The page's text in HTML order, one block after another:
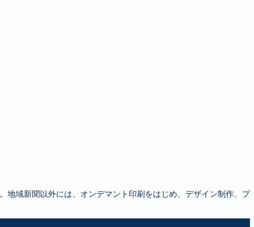
地域新聞以外には、オンデマント印刷をはじめ、デザイン制作、プ